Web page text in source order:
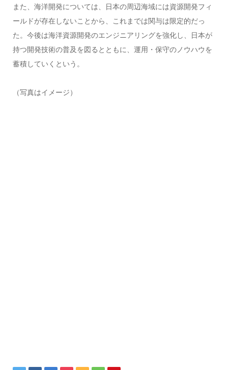
また、海洋開発については、日本の周辺海域には資源開発フィ
ールドが存在しないことから、これまでは関与は限定的だっ
た。今後は海洋資源開発のエンジニアリングを強化し、日本が
持つ開発技術の普及を図るとともに、運用・保守のノウハウを
蓄積していくという。
（写真はイメージ）